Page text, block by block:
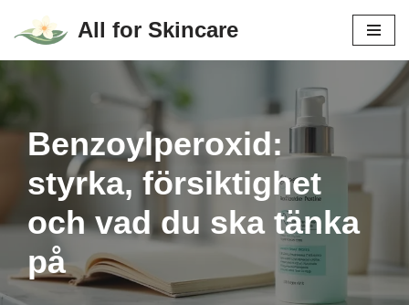
Hoppa
All for Skincare
Benzoylperoxid:
styrka, försiktighet
och vad du ska tänka
på